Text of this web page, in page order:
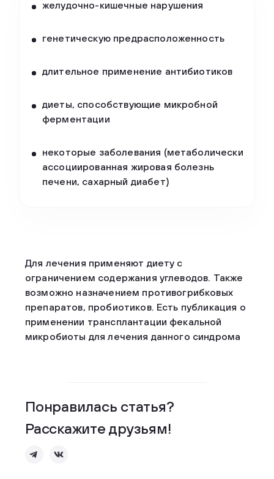
желудочно-кишечные нарушения
генетическую предрасположенность
длительное применение антибиотиков
диеты, способствующие микробной
ферментации
некоторые заболевания (метаболически
ассоциированная жировая болезнь
печени, сахарный диабет)
Для лечения применяют диету с
ограничением содержания углеводов. Также
возможно назначением противогрибковых
препаратов, пробиотиков. Есть публикация о
применении трансплантации фекальной
микробиоты для лечения данного синдрома
Понравилась статья?
Расскажите друзьям!